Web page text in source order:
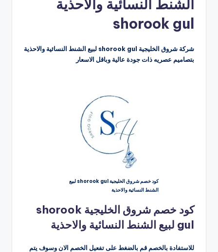
الشنط النسائية والاحذية
shorook gul
شركة شروق الخليجية shorook gul لبيع الشنط النسائية والاحذية
بتصاميم عصريه ذات جودة عالية وباقل الاسعار
كود خصم شروق الخليجية shorook gul لبيع
الشنط النسائية والاحذية
كود خصم شروق الخليجية shorook
gul لبيع الشنط النسائية والاحذية
للاستفادة بالخصم قم بالضغط على تفعيل الخصم الان وسوف يتم